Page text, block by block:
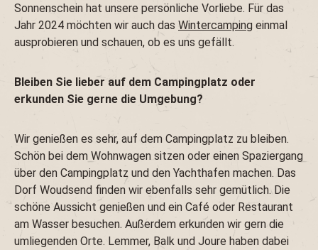
Sonnenschein hat unsere persönliche Vorliebe. Für das
Jahr 2024 möchten wir auch das Wintercamping einmal
ausprobieren und schauen, ob es uns gefällt.
Bleiben Sie lieber auf dem Campingplatz oder
erkunden Sie gerne die Umgebung?
Wir genießen es sehr, auf dem Campingplatz zu bleiben.
Schön bei dem Wohnwagen sitzen oder einen Spaziergang
über den Campingplatz und den Yachthafen machen. Das
Dorf Woudsend finden wir ebenfalls sehr gemütlich. Die
schöne Aussicht genießen und ein Café oder Restaurant
am Wasser besuchen. Außerdem erkunden wir gern die
umliegenden Orte. Lemmer, Balk und Joure haben dabei